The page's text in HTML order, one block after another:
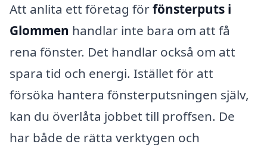
Att anlita ett företag förfönsterputs i
Glommen handlar inte bara om att få
rena fönster. Det handlar också om att
spara tid och energi. Istället för att
försöka hantera fönsterputsningen själv,
kan du överlåta jobbet till proffsen. De
har både de rätta verktygen och